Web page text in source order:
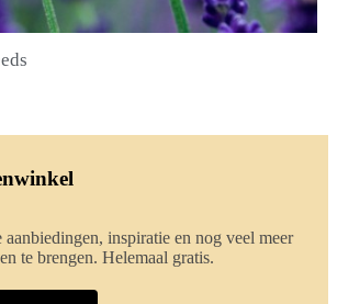
inspiratie en nog veel meer
te brengen. Helemaal gratis.